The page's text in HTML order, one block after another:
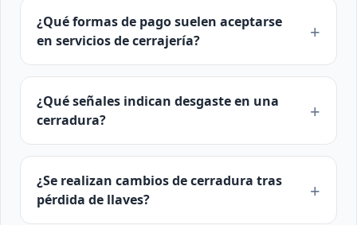
¿Qué formas de pago suelen aceptarse
en servicios de cerrajería?
¿Qué señales indican desgaste en una
cerradura?
¿Se realizan cambios de cerradura tras
pérdida de llaves?